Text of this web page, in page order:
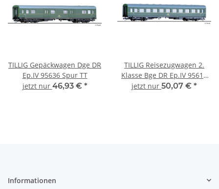
TILLIG Gepäckwagen Dge DR
Ep.IV 95636 Spur TT
jetzt nur 46,93 € *
TILLIG Reisezugwagen 2.
Klasse Bge DR Ep.IV 95615
Spur TT
jetzt nur 50,07 € *
Informationen